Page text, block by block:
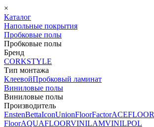
×
Каталог
Напольные покрытия
Пробковые полы
Пробковые полы
Бренд
CORKSTYLE
Тип монтажа
КлеевойПробковый ламинат
Виниловые полы
Виниловые полы
Производитель
EnstenBettaIconUnionFloorFactorACEFLOOR
FloorAQUAFLOORVINILAMVINILPOL